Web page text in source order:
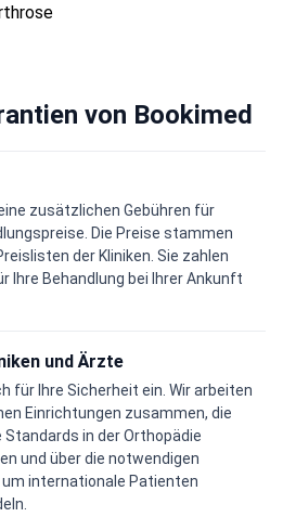
von Bookimed
zusätzlichen Gebühren für
Die Preise stammen
der Kliniken. Sie zahlen
Ihre Behandlung bei Ihrer Ankunft
und Ärzte
für Ihre Sicherheit ein. Wir arbeiten
Einrichtungen zusammen, die
in der Orthopädie
und über die notwendigen
um internationale Patienten